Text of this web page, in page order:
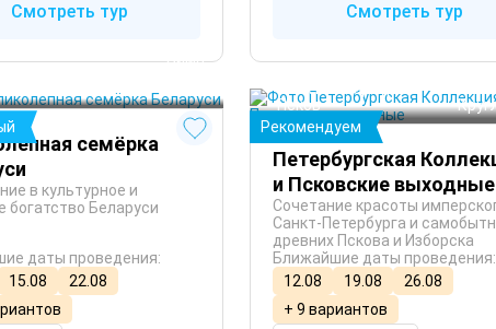
Смотреть тур Смотреть тур
Зима
семёрка
в культурное и
богатство Беларуси
даты проведения:
15.08
22.08
Санкт-Петербург
Псков
Рекомендуем
Петербургская
и Псковские выходные
Сочетание красоты
Санкт-Петербурга и
древних Пскова и Изборска
Ближайшие даты проведения:
12.08
19.08
26.08
+ 9 вариантов